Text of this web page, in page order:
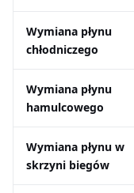
Wymiana płynu
chłodniczego
Wymiana płynu
hamulcowego
Wymiana płynu w
skrzyni biegów